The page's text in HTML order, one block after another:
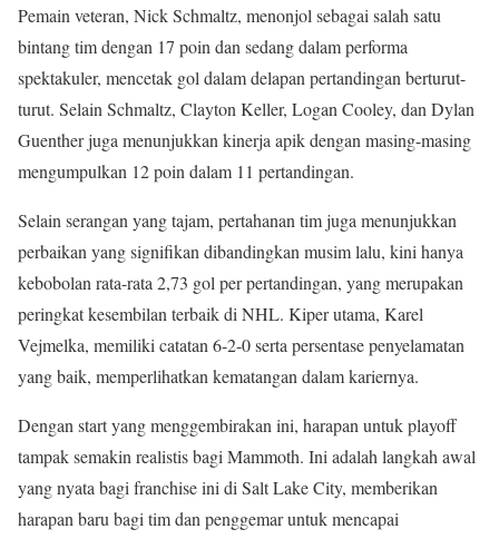
Pemain veteran, Nick Schmaltz, menonjol sebagai salah satu
bintang tim dengan 17 poin dan sedang dalam performa
spektakuler, mencetak gol dalam delapan pertandingan berturut-
turut. Selain Schmaltz, Clayton Keller, Logan Cooley, dan Dylan
Guenther juga menunjukkan kinerja apik dengan masing-masing
mengumpulkan 12 poin dalam 11 pertandingan.
Selain serangan yang tajam, pertahanan tim juga menunjukkan
perbaikan yang signifikan dibandingkan musim lalu, kini hanya
kebobolan rata-rata 2,73 gol per pertandingan, yang merupakan
peringkat kesembilan terbaik di NHL. Kiper utama, Karel
Vejmelka, memiliki catatan 6-2-0 serta persentase penyelamatan
yang baik, memperlihatkan kematangan dalam kariernya.
Dengan start yang menggembirakan ini, harapan untuk playoff
tampak semakin realistis bagi Mammoth. Ini adalah langkah awal
yang nyata bagi franchise ini di Salt Lake City, memberikan
harapan baru bagi tim dan penggemar untuk mencapai